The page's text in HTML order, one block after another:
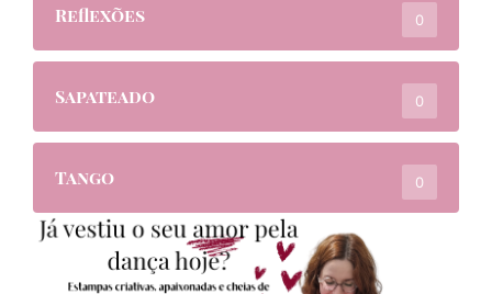
Reflexões 0
Sapateado 0
Tango 0